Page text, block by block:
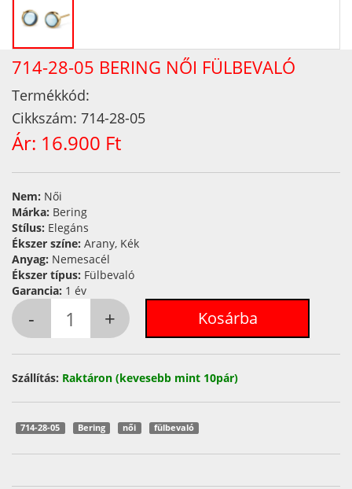
714-28-05 BERING NŐI FÜLBEVALÓ
Termékkód:
Cikkszám: 714-28-05
Ár: 16.900 Ft
Nem: Női
Márka: Bering
Stílus: Elegáns
Ékszer színe: Arany, Kék
Anyag: Nemesacél
Ékszer típus: Fülbevaló
Garancia: 1 év
Szállítás: Raktáron (kevesebb mint 10pár)
714-28-05 Bering női fülbevaló